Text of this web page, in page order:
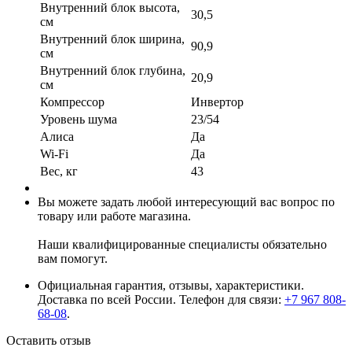
Внутренний блок высота,
см
30,5
Внутренний блок ширина,
см
90,9
Внутренний блок глубина,
см
20,9
Компрессор
Инвертор
Уровень шума
23/54
Алиса
Да
Wi-Fi
Да
Вес, кг
43
Вы можете задать любой интересующий вас вопрос по
товару или работе магазина.
Наши квалифицированные специалисты обязательно
вам помогут.
Официальная гарантия, отзывы, характеристики.
Доставка по всей России. Телефон для связи: +7 967 808-
68-08.
Оставить отзыв